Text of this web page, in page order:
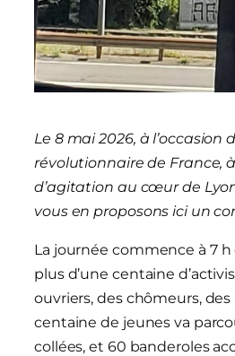
Le 8 mai 2026, à
révolutionnaire de France,
d’agitation au cœur de
vous en proposons ici un
La journée commence à 7
plus d’une centaine
ouvriers, des chômeurs,
centaine de jeunes va
collées, et 60 banderoles